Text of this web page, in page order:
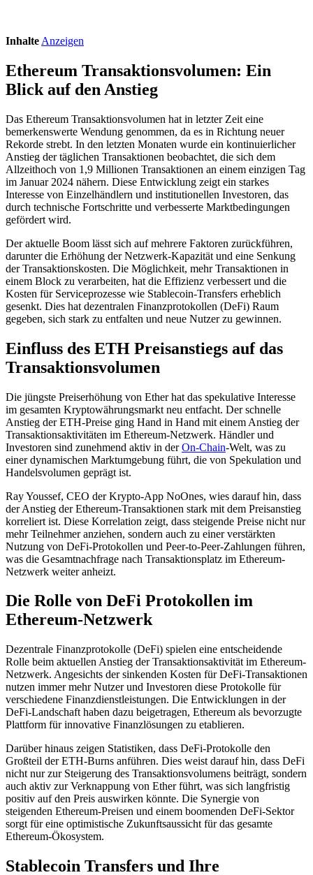
Inhalte Anzeigen
Ethereum Transaktionsvolumen: Ein
Blick auf den Anstieg
Das Ethereum Transaktionsvolumen hat in letzter Zeit eine
bemerkenswerte Wendung genommen, da es in Richtung neuer
Rekorde strebt. In den letzten Monaten wurde ein kontinuierlicher
Anstieg der täglichen Transaktionen beobachtet, die sich dem
Allzeithoch von 1,9 Millionen Transaktionen an einem einzigen Tag
im Januar 2024 nähern. Diese Entwicklung zeigt ein starkes
Interesse von Einzelhändlern und institutionellen Investoren, das
durch technische Fortschritte und verbesserte Marktbedingungen
gefördert wird.
Der aktuelle Boom lässt sich auf mehrere Faktoren zurückführen,
darunter die Erhöhung der Netzwerk-Kapazität und eine Senkung
der Transaktionskosten. Die Möglichkeit, mehr Transaktionen in
einem Block zu verarbeiten, hat die Effizienz verbessert und die
Kosten für Serviceprozesse wie Stablecoin-Transfers erheblich
gesenkt. Dies hat dezentralen Finanzprotokollen (DeFi) Raum
gegeben, sich stark zu entfalten und neue Nutzer zu gewinnen.
Einfluss des ETH Preisanstiegs auf das
Transaktionsvolumen
Die jüngste Preiserhöhung von Ether hat das spekulative Interesse
im gesamten Kryptowährungsmarkt neu entfacht. Der schnelle
Anstieg der ETH-Preise ging Hand in Hand mit einem Anstieg der
Transaktionsaktivitäten im Ethereum-Netzwerk. Händler und
Investoren sind zunehmend aktiv in derOn-Chain-Welt, was zu
einer dynamischen Marktumgebung führt, die von Spekulation und
Handelsvolumen geprägt ist.
Ray Youssef, CEO der Krypto-App NoOnes, wies darauf hin, dass
der Anstieg der Ethereum-Transaktionen stark mit dem Preisanstieg
korreliert ist. Diese Korrelation zeigt, dass steigende Preise nicht nur
mehr Teilnehmer anziehen, sondern auch zu einer verstärkten
Nutzung von DeFi-Protokollen und Peer-to-Peer-Zahlungen führen,
was die Gesamtnachfrage nach Transaktionsplatz im Ethereum-
Netzwerk weiter anheizt.
Die Rolle von DeFi Protokollen im
Ethereum-Netzwerk
Dezentrale Finanzprotokolle (DeFi) spielen eine entscheidende
Rolle beim aktuellen Anstieg der Transaktionsaktivität im Ethereum-
Netzwerk. Angesichts der sinkenden Kosten für DeFi-Transaktionen
nutzen immer mehr Nutzer und Investoren diese Protokolle für
verschiedene Finanzdienstleistungen. Die Entwicklungen in der
DeFi-Landschaft haben dazu beigetragen, Ethereum als bevorzugte
Plattform für innovative Finanzlösungen zu etablieren.
Darüber hinaus zeigen Statistiken, dass DeFi-Protokolle den
Großteil der ETH-Burns anführen. Dies weist darauf hin, dass DeFi
nicht nur zur Steigerung des Transaktionsvolumens beiträgt, sondern
auch aktiv zur Verknappung von Ether führt, was sich langfristig
positiv auf den Preis auswirken könnte. Die Synergie von
steigenden Ethereum-Preisen und einem boomenden DeFi-Sektor
sorgt für eine optimistische Zukunftsaussicht für das gesamte
Ethereum-Ökosystem.
Stablecoin Transfers und Ihre